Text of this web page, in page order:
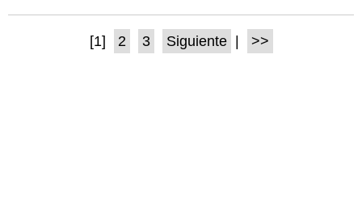
[1] 2 3 Siguiente >>